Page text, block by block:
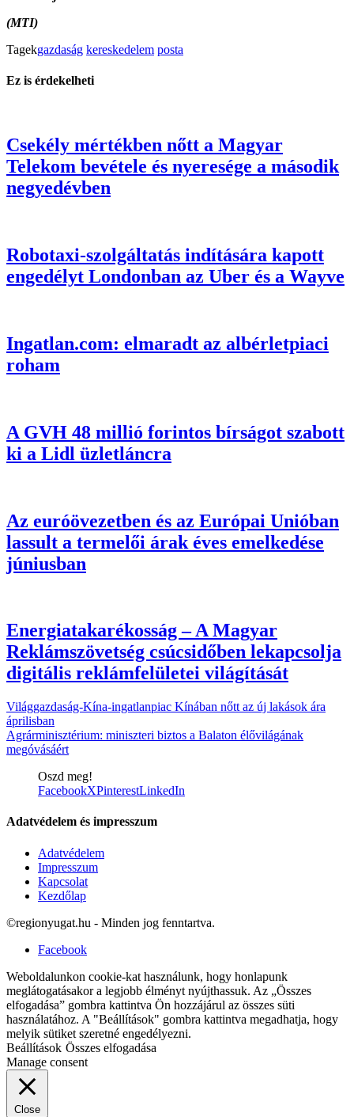
(MTI)
Tagekgazdaság kereskedelem posta
Ez is érdekelheti
Csekély mértékben nőtt a Magyar
Telekom bevétele és nyeresége a második
negyedévben
Robotaxi-szolgáltatás indítására kapott
engedélyt Londonban az Uber és a Wayve
Ingatlan.com: elmaradt az albérletpiaci
roham
A GVH 48 millió forintos bírságot szabott
ki a Lidl üzletláncra
Az euróövezetben és az Európai Unióban
lassult a termelői árak éves emelkedése
júniusban
Energiatakarékosság – A Magyar
Reklámszövetség csúcsidőben lekapcsolja
digitális reklámfelületei világítását
Világgazdaság-Kína-ingatlanpiac Kínában nőtt az új lakások ára
áprilisban
Agrárminisztérium: miniszteri biztos a Balaton élővilágának
megóvásáért
Oszd meg!
FacebookXPinterestLinkedIn
Adatvédelem és impresszum
Adatvédelem
Impresszum
Kapcsolat
Kezdőlap
©regionyugat.hu - Minden jog fenntartva.
Facebook
Weboldalunkon cookie-kat használunk, hogy honlapunk
meglátogatásakor a legjobb élményt nyújthassuk. Az „Összes
elfogadása” gombra kattintva Ön hozzájárul az összes süti
használatához. A "Beállítások" gombra kattintva megadhatja, hogy
melyik sütiket szeretné engedélyezni.
Beállítások Összes elfogadása
Manage consent
Close